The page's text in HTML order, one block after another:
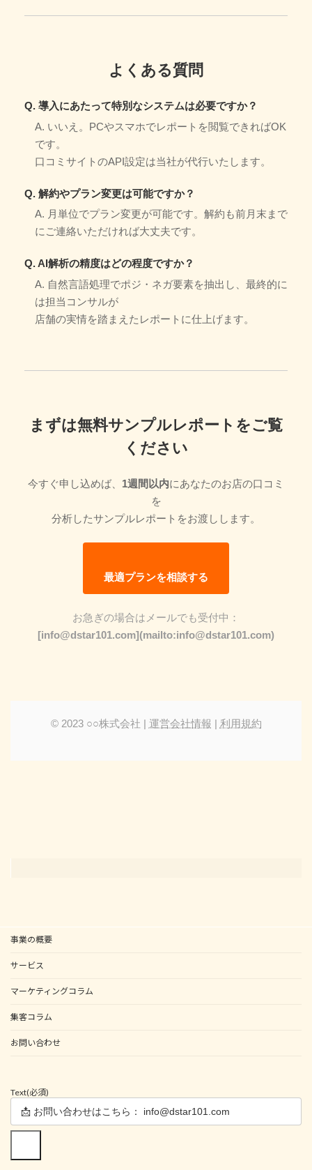
よくある質問
Q. 導入にあたって特別なシステムは必要ですか？
A. いいえ。PCやスマホでレポートを閲覧できればOK
です。
口コミサイトのAPI設定は当社が代行いたします。
Q. 解約やプラン変更は可能ですか？
A. 月単位でプラン変更が可能です。解約も前月末まで
にご連絡いただければ大丈夫です。
Q. AI解析の精度はどの程度ですか？
A. 自然言語処理でポジ・ネガ要素を抽出し、最終的に
は担当コンサルが
店舗の実情を踏まえたレポートに仕上げます。
まずは無料サンプルレポートをご覧
ください
今すぐ申し込めば、 1週間以内にあなたのお店の口コミ
を
分析したサンプルレポートをお渡しします。
最適プランを相談する
お急ぎの場合はメールでも受付中：
[info@dstar101.com](mailto:info@dstar101.com)
© 2023 ○○株式会社 | 運営会社情報 | 利用規約
事業の概要
サービス
マーケティングコラム
集客コラム
お問い合わせ
Text(必須)